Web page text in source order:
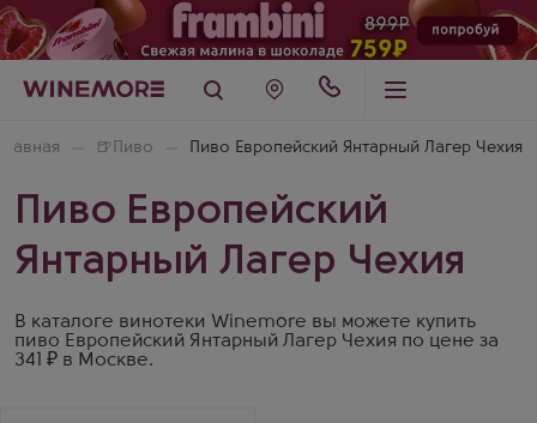
🍺 Пиво Пиво Европейский Янтарный Лагер Чехия
Пиво Европейский
Янтарный Лагер Чехия
В каталоге винотеки Winemore вы можете купить
пиво Европейский Янтарный Лагер Чехия по цене за
341 ₽ в Москве.